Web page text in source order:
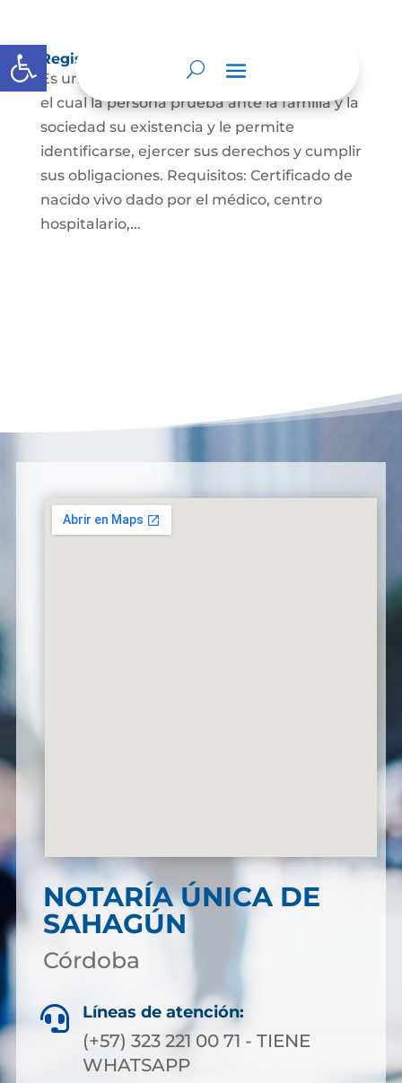
Abrir barra de herramientas
Registro Civil de Nacimiento
Es un documento indispensable mediante
el cual la persona prueba ante la familia y la
sociedad su existencia y le permite
identificarse, ejercer sus derechos y cumplir
sus obligaciones. Requisitos: Certificado de
nacido vivo dado por el médico, centro
hospitalario,...
NOTARÍA ÚNICA DE
SAHAGÚN
Córdoba
 Líneas de atención:
(+57) 323 221 00 71 - TIENE
WHATSAPP